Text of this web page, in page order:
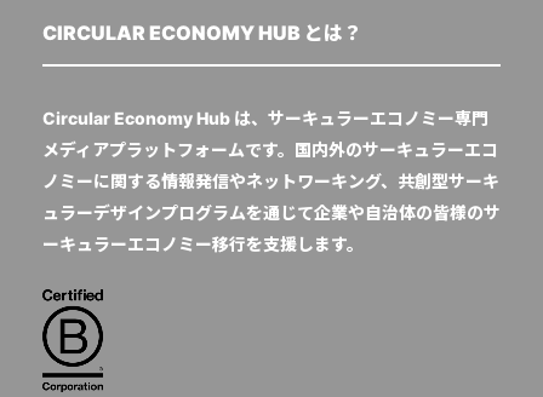
CIRCULAR ECONOMY HUB とは？
Circular Economy Hub は、サーキュラーエコノミー専門
メディアプラットフォームです。国内外のサーキュラーエコ
ノミーに関する情報発信やネットワーキング、共創型サーキ
ュラーデザインプログラムを通じて企業や自治体の皆様のサ
ーキュラーエコノミー移行を支援します。